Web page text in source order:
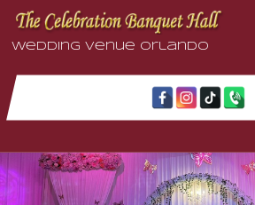
Wedding Venue Orlando